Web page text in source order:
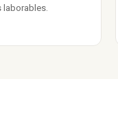
laborables.